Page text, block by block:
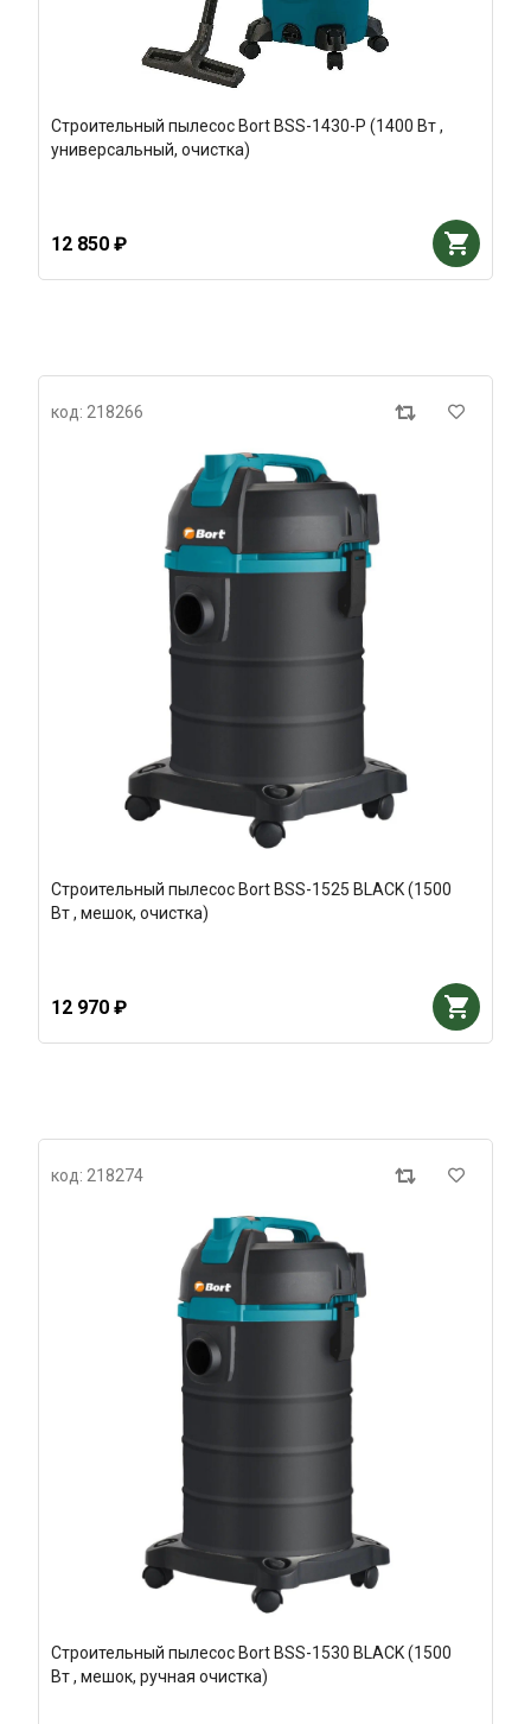
Строительный пылесос Bort BSS-1430-P (1400 Вт ,
универсальный, очистка)
12 850 ₽
код: 218266
Строительный пылесос Bort BSS-1525 BLACK (1500
Вт , мешок, очистка)
12 970 ₽
код: 218274
Строительный пылесос Bort BSS-1530 BLACK (1500
Вт , мешок, ручная очистка)